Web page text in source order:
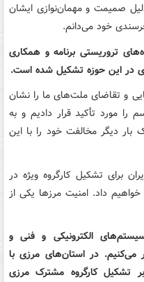
صمیمت و مهمان‌نوازی ایشان
خود می‌دانم.
تروریستی برنامه و همکاری
در این حوزه تشکیل شده است.
و تقاضای ملت‌های ما را نشان
را مورد تأکید قرار دادیم و به
دیگر مخالفت خود را با این
برای تشکیل کارگروه ویژه در
داد. امنیت مرزها یکی از
الکترونیکی و فنی و
می‌کنیم. در استان‌های مرزی با
تشکیل کارگروه مشترک مرزی